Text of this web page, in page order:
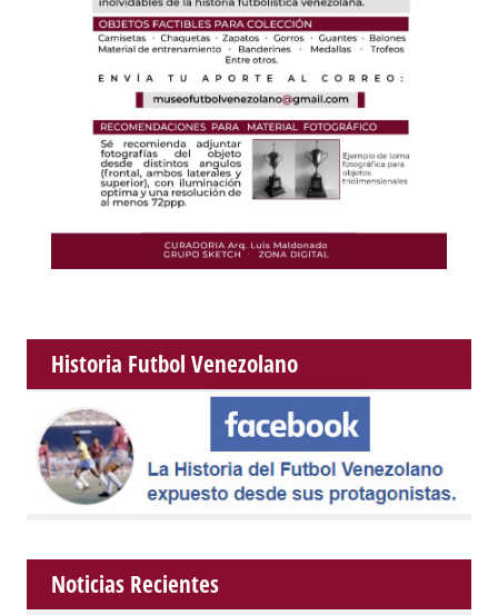
Historia Futbol Venezolano
Noticias Recientes